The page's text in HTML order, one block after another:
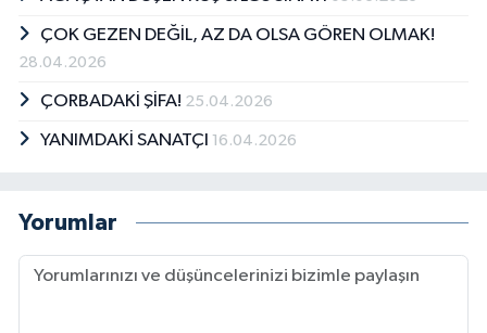
ÇOK GEZEN DEĞİL, AZ DA OLSA GÖREN OLMAK!
28.04.2026
ÇORBADAKİ ŞİFA! 25.04.2026
YANIMDAKİ SANATÇI 16.04.2026
Yorumlar